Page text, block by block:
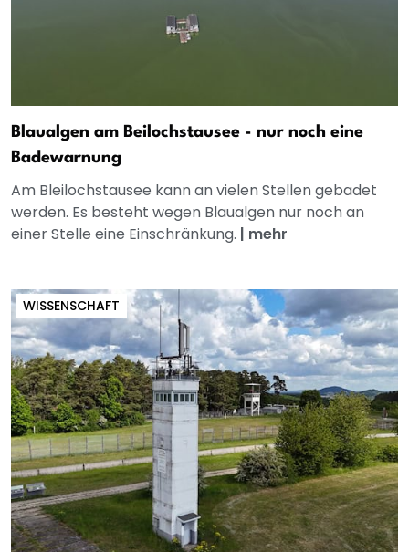
Blaualgen am Beilochstausee - nur noch eine
Badewarnung
Am Bleilochstausee kann an vielen Stellen gebadet
werden. Es besteht wegen Blaualgen nur noch an
einer Stelle eine Einschränkung. | mehr
WISSENSCHAFT